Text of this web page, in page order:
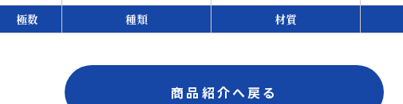
極数 種類 材質
商品紹介へ戻る